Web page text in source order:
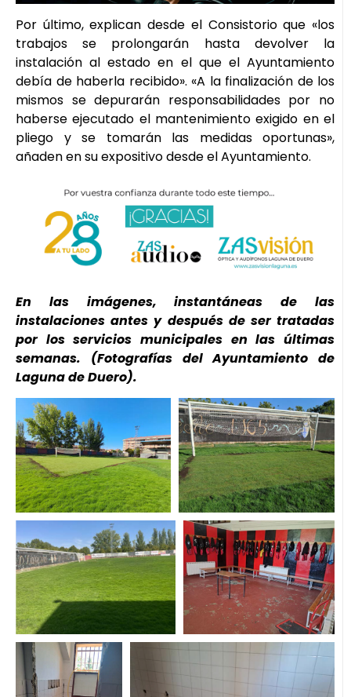
Por último, explican desde el Consistorio que «los
trabajos se prolongarán hasta devolver la
instalación al estado en el que el Ayuntamiento
debía de haberla recibido». «A la finalización de los
mismos se depurarán responsabilidades por no
haberse ejecutado el mantenimiento exigido en el
pliego y se tomarán las medidas oportunas»,
añaden en su expositivo desde el Ayuntamiento.
En las imágenes, instantáneas de las
instalaciones antes y después de ser tratadas
por los servicios municipales en las últimas
semanas. (Fotografías del Ayuntamiento de
Laguna de Duero).